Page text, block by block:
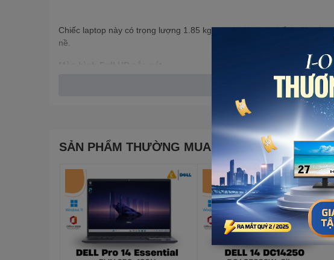
Chiếc laptop này có trọng lượng 1.85 kg, người dùng có thể thoải mái
nề.
được trang bị màn hình 15.6 inch
hữu màn hình 15.6 inch với độ phân giải Full HD 1920*1080 mang lại
nghiệm tuyệt vời đặc biệt là khi xem những bộ phim yêu thích, hay
Công nghệ chống chói Anti Glare giúp màn hình hấp thụ ánh sáng,
hình rõ ràng cả khi dùng máy ngoài trời, đồng thời bảo vệ tốt cho thị
về thời gian ngồi trước màn hình để đảm bảo sức khỏe cho đôi mắt
Hiệu năng ổn định
Laptop Dell Inspiron 3530 N3530
được trang bị bộ vi xử lý Intel Core
nhịp tối đa đạt 4.6GHz mang lại tốc độ phản hồi các tác vụ nhanh
Xem thêm
SẢN PHẨM THƯỜNG MUA CÙNG